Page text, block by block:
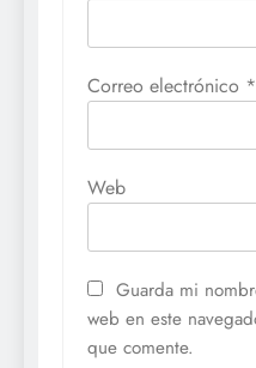
Correo electrónico *
Web
Guarda mi
web en este
que comente.